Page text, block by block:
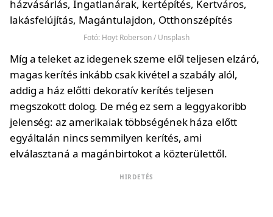
Fotó: Hoyt Roberson / Unsplash
Míg a teleket az idegenek szeme elől teljesen elzáró,
magas kerítés inkább csak kivétel a szabály alól,
addig a ház előtti dekoratív kerítés teljesen
megszokott dolog. De még ez sem a leggyakoribb
jelenség: az amerikaiak többségének háza előtt
egyáltalán nincs semmilyen kerítés, ami
elválasztaná a magánbirtokot a közterülettől.
HIRDETÉS